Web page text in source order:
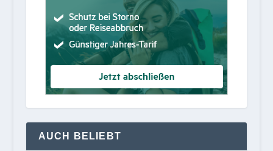
AUCH BELIEBT